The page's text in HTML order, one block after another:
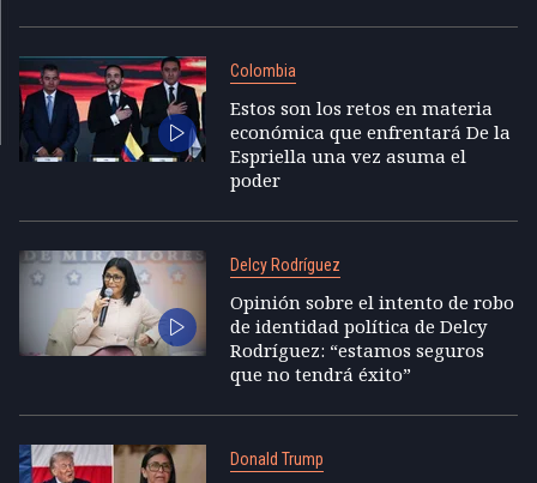
Colombia
Estos son los retos en materia
económica que enfrentará De la
Espriella una vez asuma el
poder
Delcy Rodríguez
Opinión sobre el intento de robo
de identidad política de Delcy
Rodríguez: “estamos seguros
que no tendrá éxito”
Donald Trump